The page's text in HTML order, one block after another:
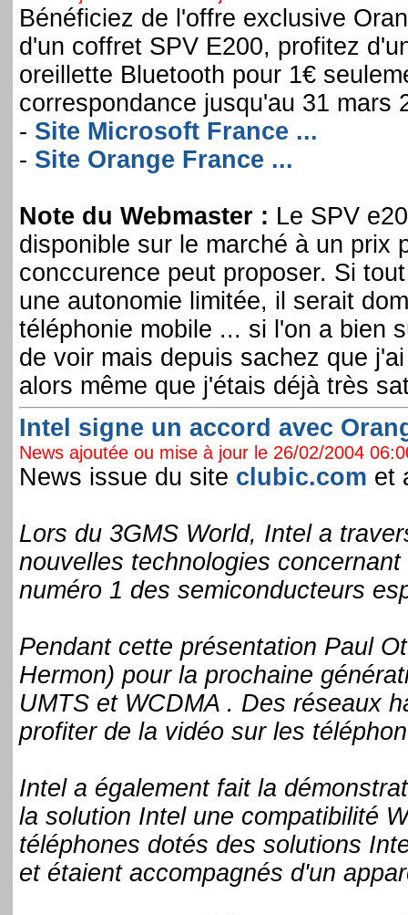
Bénéficiez de l'offre exclusive
d'un coffret SPV E200, profitez
oreillette Bluetooth pour 1€
correspondance jusqu'au 31 mars
- Site Microsoft France ...
- Site Orange France ...
Note du Webmaster : Le SPV
disponible sur le marché à un prix
conccurence peut proposer. Si
une autonomie limitée, il serait
téléphonie mobile ... si l'on a bien
de voir mais depuis sachez que
alors même que j'étais déjà très
Intel signe un accord avec
News ajoutée ou mise à jour le 26/02/2004
News issue du site clubic.com et
Lors du 3GMS World, Intel a
nouvelles technologies
numéro 1 des semiconducteurs
Pendant cette présentation Paul
Hermon) pour la prochaine
UMTS et WCDMA . Des réseaux
profiter de la vidéo sur les
Intel a également fait la
la solution Intel une compatibilité
téléphones dotés des solutions
et étaient accompagnés d'un